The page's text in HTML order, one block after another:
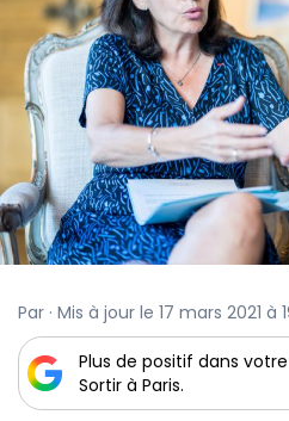
Par · Mis à jour le 17 mars 2021 à
Plus de positif dans
Sortir à Paris.